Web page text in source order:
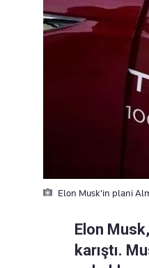
Elon Musk'in plani
Elon
karıştı.